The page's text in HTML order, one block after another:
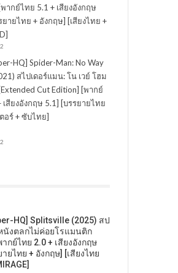
ากย์ไทย 5.1 + เสียงอังกฤษ
ยายไทย + อังกฤษ] [เสียงไทย +
HQ] Spider-Man: No Way
สไปเดอร์แมน: โน เวย์ โฮม
Cut Edition] [พากย์
เสียงอังกฤษ 5.1] [บรรยายไทย
อร์ + ซับไทย]
HQ] Splitsville (2025) สป
นังตลกไม่ค่อยโรแมนติก
ากย์ไทย 2.0 + เสียงอังกฤษ
ยไทย + อังกฤษ] [เสียงไทย